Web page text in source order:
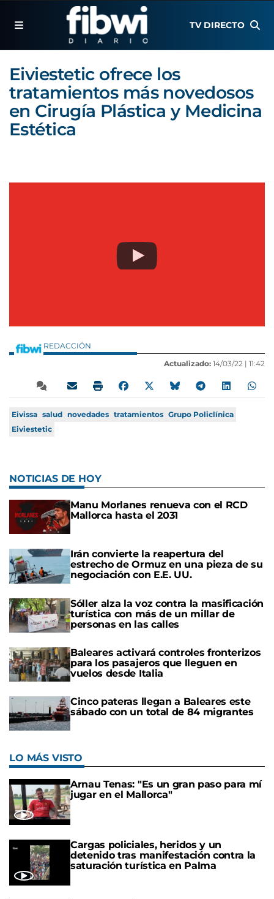
TV DIRECTO
Eiviestetic ofrece los
tratamientos más novedosos
en Cirugía Plástica y Medicina
Estética
REDACCIÓN
Actualizado: 14/03/22 | 11:42
Eivissa salud novedades tratamientos Grupo Policlínica
Eiviestetic
NOTICIAS DE HOY
Manu Morlanes renueva con el RCD
Mallorca hasta el 2031
Irán convierte la reapertura del
estrecho de Ormuz en una pieza de su
negociación con E.E. UU.
Sóller alza la voz contra la masificación
turística con más de un millar de
personas en las calles
Baleares activará controles fronterizos
para los pasajeros que lleguen en
vuelos desde Italia
Cinco pateras llegan a Baleares este
sábado con un total de 84 migrantes
LO MÁS VISTO
Arnau Tenas: "Es un gran paso para mí
jugar en el Mallorca"
Cargas policiales, heridos y un
detenido tras manifestación contra la
saturación turística en Palma